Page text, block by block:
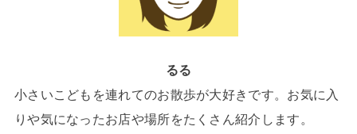
るる
小さいこどもを連れてのお散歩が大好きです。お気に入
りや気になったお店や場所をたくさん紹介します。